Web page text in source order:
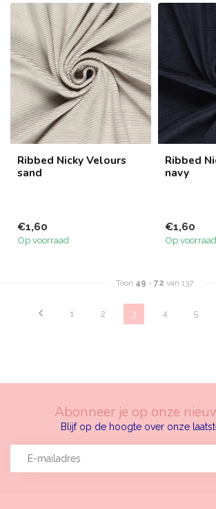
Ribbed Nicky Velours
sand
€1,60
Op voorraad
Ribbed
navy
€1,60
Op voorraad
Toon 49 - 72 van 137
1 2 3 4 5
Abonneer je op onze
Blijf op de hoogte over onze